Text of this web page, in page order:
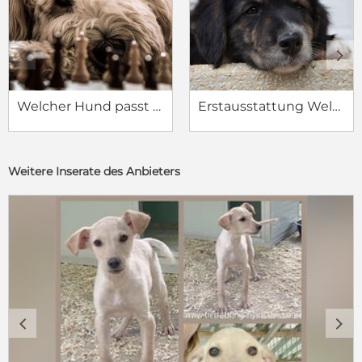
Welcher Hund passt zu mir? Erstausstattung Welpe
c d
Weitere Inserate des Anbieters
c d